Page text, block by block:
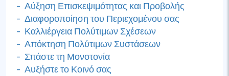
- Αύξηση Επισκεψιμότητας και Προβολής
- Διαφοροποίηση του Περιεχομένου σας
- Καλλιέργεια Πολύτιμων Σχέσεων
- Απόκτηση Πολύτιμων Συστάσεων
- Σπάστε τη Μονοτονία
- Αυξήστε το Κοινό σας